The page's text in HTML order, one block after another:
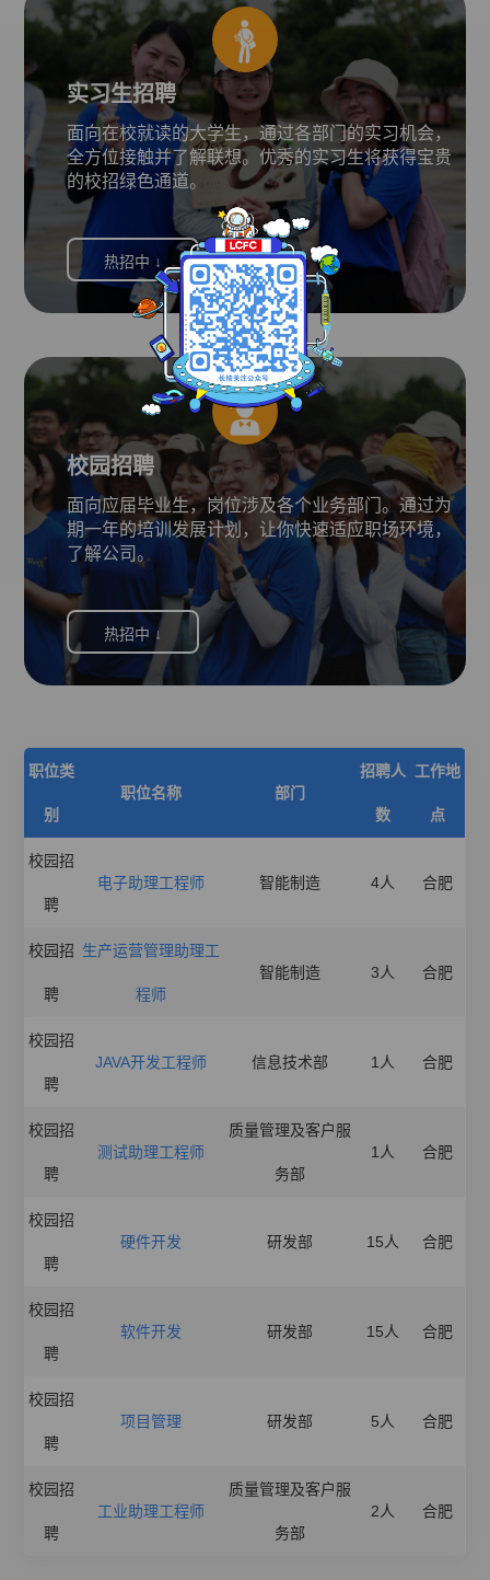
实习生招聘
面向在校就读的大学生，通过各部门的实习机会，
全方位接触并了解联想。优秀的实习生将获得宝贵
的校招绿色通道。
热招中 ↓
校园招聘
面向应届毕业生，岗位涉及各个业务部门。通过为
期一年的培训发展计划，让你快速适应职场环境，
了解公司。
热招中 ↓
职位类
别
职位名称 部门
招聘人
数
工作地
点
校园招
聘
电子助理工程师 智能制造 4人 合肥
校园招
聘
生产运营管理助理工
程师
智能制造 3人 合肥
校园招
聘
JAVA开发工程师 信息技术部 1人 合肥
校园招
聘
测试助理工程师
质量管理及客户服
务部
1人 合肥
校园招
聘
硬件开发 研发部 15人 合肥
校园招
聘
软件开发 研发部 15人 合肥
校园招
聘
项目管理 研发部 5人 合肥
校园招
聘
工业助理工程师
质量管理及客户服
务部
2人 合肥